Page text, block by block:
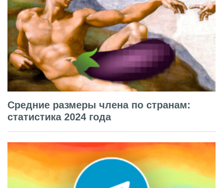
Средние размеры члена по странам:
статистика 2024 года